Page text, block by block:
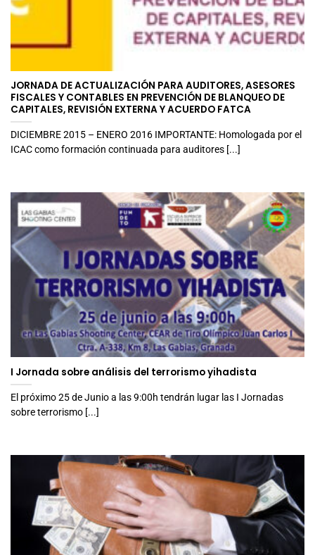
JORNADA DE ACTUALIZACIÓN PARA AUDITORES, ASESORES
FISCALES Y CONTABLES EN PREVENCIÓN DE BLANQUEO DE
CAPITALES, REVISIÓN EXTERNA Y ACUERDO FATCA
DICIEMBRE 2015 – ENERO 2016 IMPORTANTE: Homologada por el
ICAC como formación continuada para auditores [...]
I Jornada sobre análisis del terrorismo yihadista
El próximo 25 de Junio a las 9:00h tendrán lugar las I Jornadas
sobre terrorismo [...]